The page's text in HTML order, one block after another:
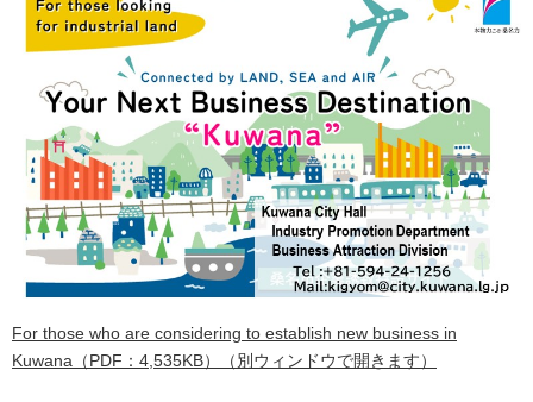
For those who are considering to establish new business in
Kuwana（PDF：4,535KB）（別ウィンドウで開きます）